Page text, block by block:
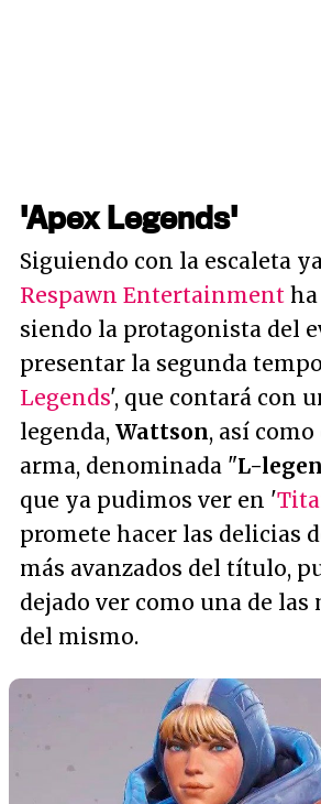
'Apex Legends'
Siguiendo con la escaleta
Respawn Entertainment
siendo la protagonista del
presentar la segunda
Legends', que contará con
legenda, Wattson, así
arma, denominada "L-
que ya pudimos ver en '
promete hacer las delicias
más avanzados del título,
dejado ver como una de las
del mismo.